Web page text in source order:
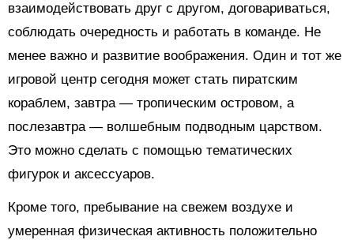
взаимодействовать друг с другом, договариваться,
соблюдать очередность и работать в команде. Не
менее важно и развитие воображения. Один и тот же
игровой центр сегодня может стать пиратским
кораблем, завтра — тропическим островом, а
послезавтра — волшебным подводным царством.
Это можно сделать с помощью тематических
фигурок и аксессуаров.
Кроме того, пребывание на свежем воздухе и
умеренная физическая активность положительно